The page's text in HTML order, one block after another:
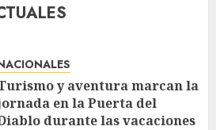
y aventura marcan la
en la Puerta del
durante las vacaciones